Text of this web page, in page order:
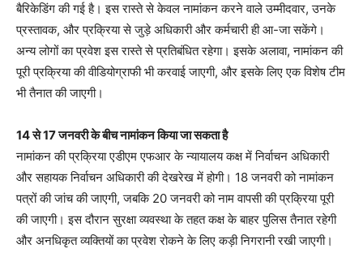
बैरिकेडिंग की गई है। इस रास्ते से केवल नामांकन करने वाले उम्मीदवार, उनके
प्रस्तावक, और प्रक्रिया से जुड़े अधिकारी और कर्मचारी ही आ-जा सकेंगे।
अन्य लोगों का प्रवेश इस रास्ते से प्रतिबंधित रहेगा। इसके अलावा, नामांकन की
पूरी प्रक्रिया की वीडियोग्राफी भी करवाई जाएगी, और इसके लिए एक विशेष टीम
भी तैनात की जाएगी।
14 से 17 जनवरी के बीच नामांकन किया जा सकता है
नामांकन की प्रक्रिया एडीएम एफआर के न्यायालय कक्ष में निर्वाचन अधिकारी
और सहायक निर्वाचन अधिकारी की देखरेख में होगी। 18 जनवरी को नामांकन
पत्रों की जांच की जाएगी, जबकि 20 जनवरी को नाम वापसी की प्रक्रिया पूरी
की जाएगी। इस दौरान सुरक्षा व्यवस्था के तहत कक्ष के बाहर पुलिस तैनात रहेगी
और अनधिकृत व्यक्तियों का प्रवेश रोकने के लिए कड़ी निगरानी रखी जाएगी।